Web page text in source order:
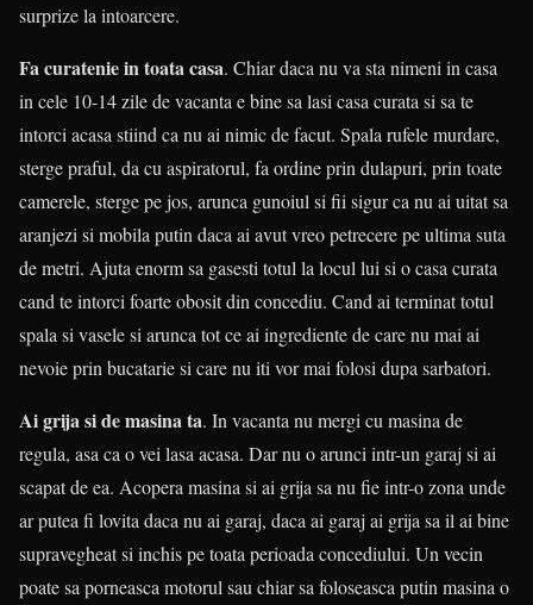
surprize la intoarcere.
Fa curatenie in toata casa. Chiar daca nu va sta nimeni in casa
in cele 10-14 zile de vacanta e bine sa lasi casa curata si sa te
intorci acasa stiind ca nu ai nimic de facut. Spala rufele murdare,
sterge praful, da cu aspiratorul, fa ordine prin dulapuri, prin toate
camerele, sterge pe jos, arunca gunoiul si fii sigur ca nu ai uitat sa
aranjezi si mobila putin daca ai avut vreo petrecere pe ultima suta
de metri. Ajuta enorm sa gasesti totul la locul lui si o casa curata
cand te intorci foarte obosit din concediu. Cand ai terminat totul
spala si vasele si arunca tot ce ai ingrediente de care nu mai ai
nevoie prin bucatarie si care nu iti vor mai folosi dupa sarbatori.
Ai grija si de masina ta. In vacanta nu mergi cu masina de
regula, asa ca o vei lasa acasa. Dar nu o arunci intr-un garaj si ai
scapat de ea. Acopera masina si ai grija sa nu fie intr-o zona unde
ar putea fi lovita daca nu ai garaj, daca ai garaj ai grija sa il ai bine
supravegheat si inchis pe toata perioada concediului. Un vecin
poate sa porneasca motorul sau chiar sa foloseasca putin masina o